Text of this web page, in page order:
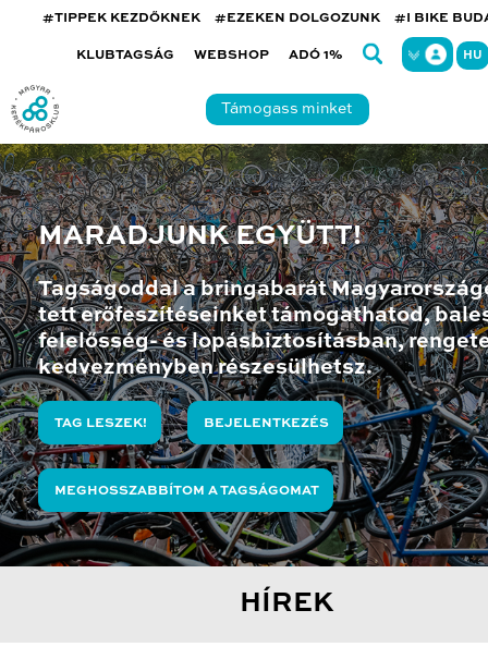
#TIPPEK KEZDŐKNEK #EZEKEN DOLGOZUNK #I BIKE
KLUBTAGSÁG WEBSHOP ADÓ 1% HU
Támogass minket
MARADJUNK EGYÜTT!
Tagságoddal a bringabarát
tett erőfeszítéseinket támogathatod,
felelősség- és lopásbiztosításban,
kedvezményben részesülhetsz.
TAG LESZEK! BEJELENTKEZÉS
MEGHOSSZABBÍTOM A TAGSÁGOMAT
HÍREK